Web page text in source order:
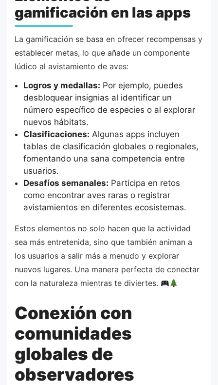
gamificación en las apps
La gamificación se basa en ofrecer recompensas y
establecer metas, lo que añade un componente
lúdico al avistamiento de aves:
Logros y medallas: Por ejemplo, puedes
desbloquear insignias al identificar un
número específico de especies o al explorar
nuevos hábitats.
Clasificaciones: Algunas apps incluyen
tablas de clasificación globales o regionales,
fomentando una sana competencia entre
usuarios.
Desafíos semanales: Participa en retos
como encontrar aves raras o registrar
avistamientos en diferentes ecosistemas.
Estos elementos no solo hacen que la actividad
sea más entretenida, sino que también animan a
los usuarios a salir más a menudo y explorar
nuevos lugares. Una manera perfecta de conectar
con la naturaleza mientras te diviertes.
Conexión con
comunidades
globales de
observadores